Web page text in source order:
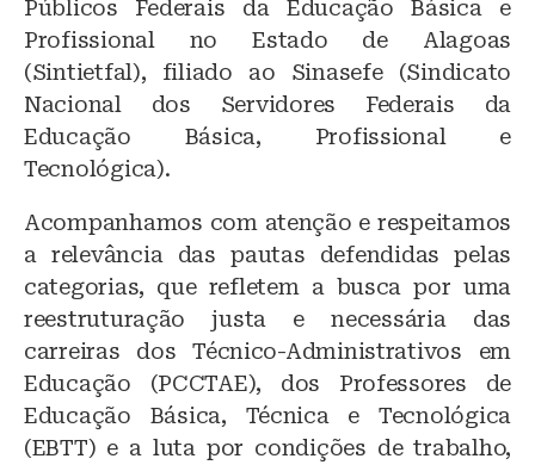
Públicos Federais da Educação Básica e
Profissional no Estado de Alagoas
(Sintietfal), filiado ao Sinasefe (Sindicato
Nacional dos Servidores Federais da
Educação Básica, Profissional e
Tecnológica).
Acompanhamos com atenção e respeitamos
a relevância das pautas defendidas pelas
categorias, que refletem a busca por uma
reestruturação justa e necessária das
carreiras dos Técnico-Administrativos em
Educação (PCCTAE), dos Professores de
Educação Básica, Técnica e Tecnológica
(EBTT) e a luta por condições de trabalho,